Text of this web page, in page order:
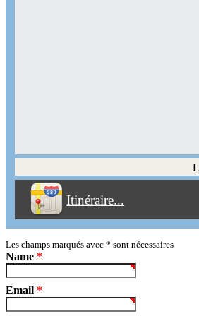
Itinéraire...
Éviter les autoroutes
Éviter les péages
Partir! Reset
Les champs marqués avec * sont nécessaires
Name *
Email *